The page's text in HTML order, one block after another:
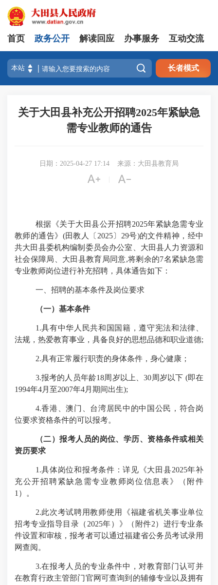
首页 政务公开 解读回应 办事服务 互动交流
 长者模式
关于大田县补充公开招聘2025年紧缺急
需专业教师的通告
日期：2025-04-27 17:14 来源：大田县教育局
 
根据《关于大田县公开招聘2025年紧缺急需专业
教师的通告》 (田教人〔 2025〕 29号)的文件精神，经中
共大田县委机构编制委员会办公室、大田县人力资源和
社会保障局、大田县教育局同意,将剩余的7名紧缺急需
专业教师岗位进行补充招聘，具体通告如下：
一、招聘的基本条件及岗位要求
（一）基本条件
1.具有中华人民共和国国籍，遵守宪法和法律、
法规，热爱教育事业，具备良好的思想品德和职业道德;
2.具有正常履行职责的身体条件，身心健康；
3.报考的人员年龄18周岁以上、30周岁以下 (即在
1994年4月至2007年4月期间出生);
4.香港、澳门、台湾居民中的中国公民，符合岗
位要求资格条件的可以报考。
（二）报考人员的岗位、学历、资格条件或相关
资历要求
1.具体岗位和报考条件：详见《大田县2025年补
充公开招聘紧缺急需专业教师岗位信息表》（附件
1 ）。
2.此次考试聘用教师使用《福建省机关事业单位
招考专业指导目录（ 2025年）》（附件2）进行专业条
件设置和审核，报考者可以通过福建省公务员考试录用
网查阅。
3.在报考人员的专业条件中，对教育部门认可并
在教育行政主管部门官网可查询到的辅修专业以及拥有